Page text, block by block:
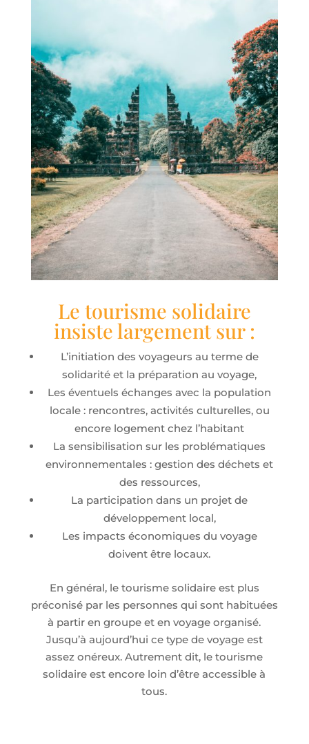
Le tourisme solidaire
insiste largement sur :
L’initiation des voyageurs au terme de
solidarité et la préparation au voyage,
Les éventuels échanges avec la population
locale : rencontres, activités culturelles, ou
encore logement chez l’habitant
La sensibilisation sur les problématiques
environnementales : gestion des déchets et
des ressources,
La participation dans un projet de
développement local,
Les impacts économiques du voyage
doivent être locaux.
En général, le tourisme solidaire est plus
préconisé par les personnes qui sont habituées
à partir en groupe et en voyage organisé.
Jusqu’à aujourd’hui ce type de voyage est
assez onéreux. Autrement dit, le tourisme
solidaire est encore loin d’être accessible à
tous.